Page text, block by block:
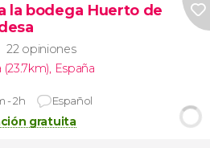
la bodega Huerto de
22 opiniones
(23.7km), España
- 2h Español
gratuita